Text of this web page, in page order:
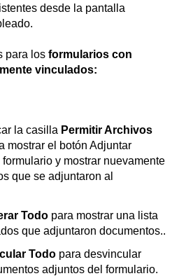
desde la pantalla
para los formularios con
vinculados:
la casilla Permitir Archivos
mostrar el botón Adjuntar
y mostrar nuevamente
que se adjuntaron al
Todo para mostrar una lista
que adjuntaron documentos..
Todo para desvincular
adjuntos del formulario.